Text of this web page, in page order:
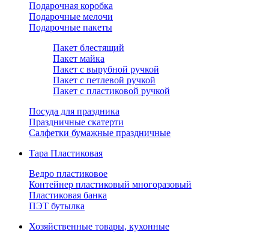
Подарочная коробка
Подарочные мелочи
Подарочные пакеты
Пакет блестящий
Пакет майка
Пакет с вырубной ручкой
Пакет с петлевой ручкой
Пакет с пластиковой ручкой
Посуда для праздника
Праздничные скатерти
Салфетки бумажные праздничные
Тара Пластиковая
Ведро пластиковое
Контейнер пластиковый многоразовый
Пластиковая банка
ПЭТ бутылка
Хозяйственные товары, кухонные